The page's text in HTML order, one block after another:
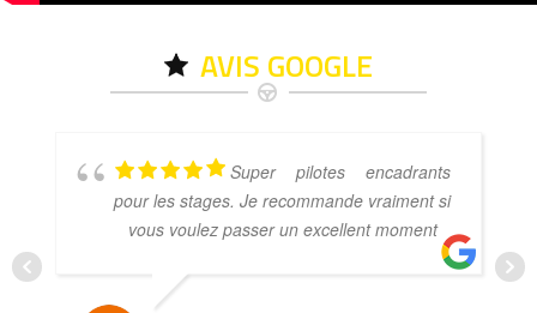
AVIS GOOGLE
Super pilotes encadrants
pour les stages. Je recommande vraiment si
vous voulez passer un excellent moment